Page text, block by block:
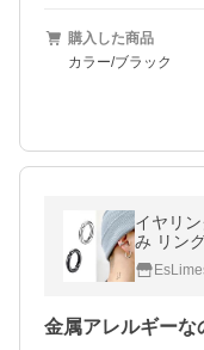
購入した商品
カラー/ブラック
イヤリ
み リン
ラック
ト